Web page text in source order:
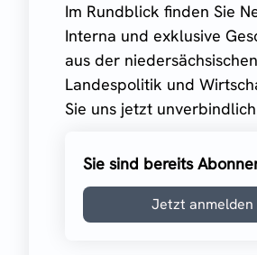
Im Rundblick finden Sie
Interna und exklusive
aus der niedersächsischen
Landespolitik und
Sie uns jetzt
Sie sind bereits
Jetzt anmelden